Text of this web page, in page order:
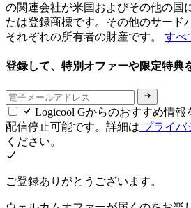
の関連会社が米国およびその他の国
たは登録商標です。その他のサード
それぞれの所有者の財産です。 すべ
登録して、特別オファーや限定特典
Logicool Gからのおすすめ情
配信停止可能です。詳細は プライバ
ください。
ご登録ありがとうございます。